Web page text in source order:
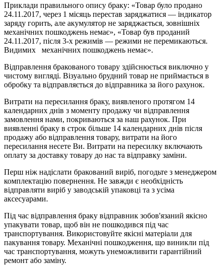
Приклади правильного опису браку: «Товар було продано
24.11.2017, через 1 місяць перестав заряджатися — індикатор
заряду горить, але акумулятор не заряджається, зовнішніх
механічних пошкоджень немає», «Товар був проданий
24.11.2017, після 3-х режимів — режими не перемикаються.
Видимих механічних пошкоджень немає».
Відправлення бракованого товару здійснюється виключно у
чистому вигляді. Візуально брудний товар не приймається в
обробку та відправляється до відправника за його рахунок.
Витрати на пересилання браку, виявленого протягом 14
календарних днів з моменту продажу чи відправлення
замовлення нами, покриваються за наш рахунок. При
виявленні браку в строк більше 14 календарних днів після
продажу або відправлення товару, витрати на його
пересилання несете Ви. Витрати на пересилку включають
оплату за доставку товару до нас та відправку заміни.
Перш ніж надіслати бракований виріб, погодьте з менеджером
комплектацію повернення. Не завжди є необхідність
відправляти виріб у заводській упаковці та з усіма
аксесуарами.
Під час відправлення браку відправник зобов'язаний якісно
упакувати товар, щоб він не пошкодився під час
транспортування. Використовуйте якісні матеріали для
пакування товару. Механічні пошкодження, що виникли під
час транспортування, можуть унеможливити гарантійний
ремонт або заміну.